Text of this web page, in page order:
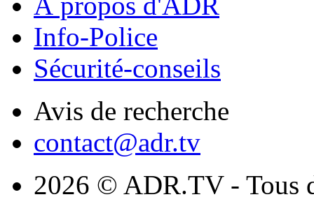
Info-Police
Sécurité-conseils
Avis de recherche
contact@adr.tv
2026 © ADR.TV - Tous